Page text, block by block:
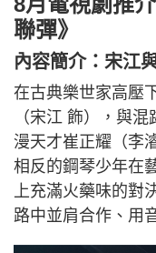
聯彈》
內容簡介：宋江
在古典樂世家高壓
（宋江 飾），與
漫天才崔正耀（李
相反的鋼琴少年在
上充滿火藥味的對
路中並肩合作、用